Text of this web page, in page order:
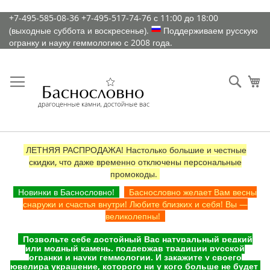
К
содержимому
+7-495-585-08-36 +7-495-517-74-76 с 11:00 до 18:00
(выходные суббота и воскресенье).
Поддерживаем русскую
огранку и науку геммологию с 2008 года.
ЛЕТНЯЯ РАСПРОДАЖА! Настолько большие и честные
скидки, что даже временно отключены персональные
промокоды.
Новинки в Баснословно!
Баснословно желает Вам весны
снаружи и счастья внутри! Любите близких и себя! Вы —
великолепны!
Позвольте себе достойный Вас натуральный редкий
или модный камень, поддержав традиции русской
огранки и науки геммологии. И закажите у своего
ювелира украшение, которого ни у кого больше не будет